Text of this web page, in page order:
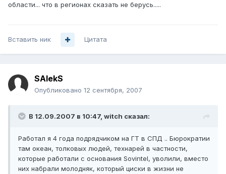
области... что в регионах сказать не берусь.....
Вставить ник Цитата
SAlekS
Опубликовано 12 сентября, 2007
В 12.09.2007 в 10:47, witch сказал:
Работал я 4 года подрядчиком на ГТ в СПД .. Бюрократии
там океан, толковых людей, технарей в частности,
которые работали с основания Sovintel, уволили, вместо
них набрали молодняк, который циски в жизни не